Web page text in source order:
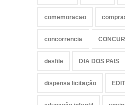
comemoracao
concorrencia
desfile DIA DOS PAIS
dispensa licitação